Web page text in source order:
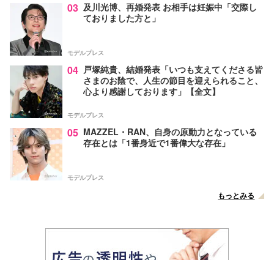
03 及川光博、再婚発表 お相手は妊娠中「交際し
ておりました方と」
モデルプレス
04 戸塚純貴、結婚発表「いつも支えてくださる皆
さまのお陰で、人生の節目を迎えられること、
心より感謝しております」【全文】
モデルプレス
05 MAZZEL・RAN、自身の原動力となっている
存在とは「1番身近で1番偉大な存在」
モデルプレス
もっとみる